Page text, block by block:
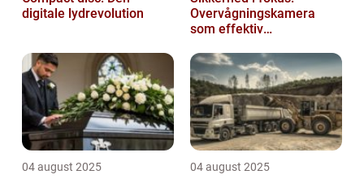
digitale lydrevolution
Overvågningskamera
som effektiv
04 august 2025 04 august 2025